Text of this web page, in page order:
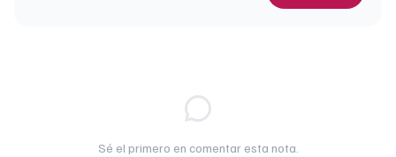
Sé el primero en comentar esta nota.